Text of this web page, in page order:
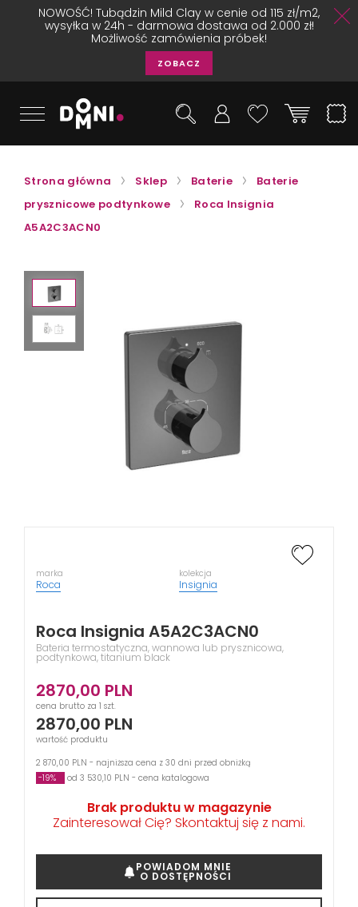
NOWOŚĆ! Tubądzin Mild Clay w cenie od 115 zł/m2,
wysyłka w 24h - darmowa dostawa od 2.000 zł!
Możliwość zamówienia próbek!
ZOBACZ
Strona główna Sklep Baterie
Baterie
prysznicowe podtynkowe
Roca Insignia
A5A2C3ACN0
marka
Roca
kolekcja
Insignia
Roca Insignia A5A2C3ACN0
Bateria termostatyczna, wannowa lub prysznicowa,
podtynkowa, titanium black
2870,00 PLN
cena brutto za 1 szt.
2870,00 PLN
wartość produktu
2 870,00 PLN - najniższa cena z 30 dni przed obniżką
-19%
od 3 530,10 PLN - cena katalogowa
Brak produktu w magazynie
Zainteresował Cię? Skontaktuj się z nami.
POWIADOM MNIE
O DOSTĘPNOŚCI